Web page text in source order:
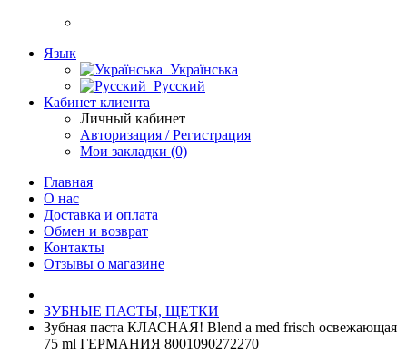
Язык
Українська
Русский
Кабинет клиента
Личный кабинет
Авторизация / Регистрация
Мои закладки (0)
Главная
О нас
Доставка и оплата
Обмен и возврат
Контакты
Отзывы о магазине
ЗУБНЫЕ ПАСТЫ, ЩЕТКИ
Зубная паста КЛАСНАЯ! Blend a med frisch освежающая
75 ml ГЕРМАНИЯ 8001090272270